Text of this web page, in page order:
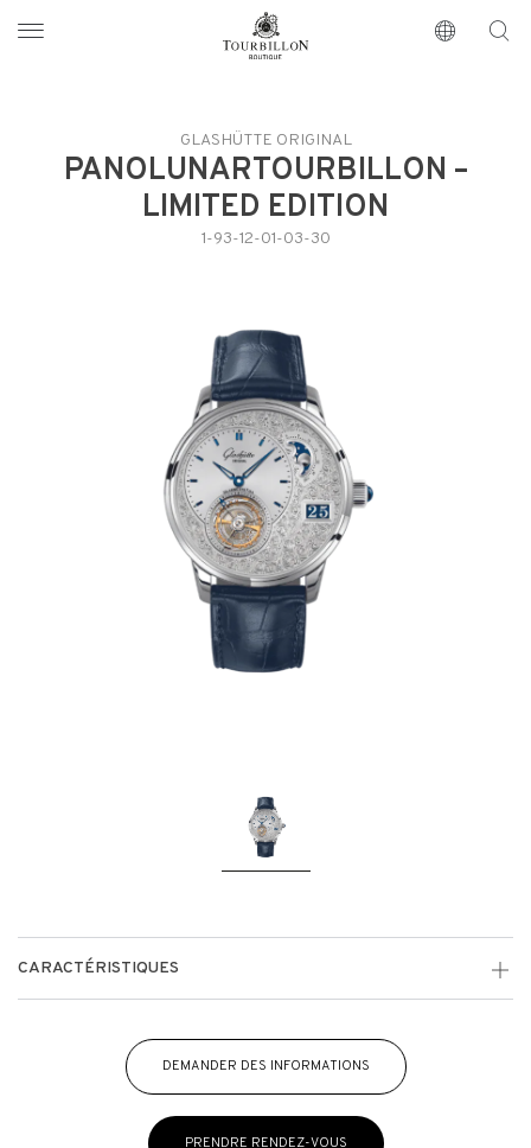
https://www.tourbillon.com/index.php/fr
GLASHÜTTE ORIGINAL
PANOLUNARTOURBILLON –
LIMITED EDITION
1-93-12-01-03-30
CARACTÉRISTIQUES
DEMANDER DES INFORMATIONS
PRENDRE RENDEZ-VOUS